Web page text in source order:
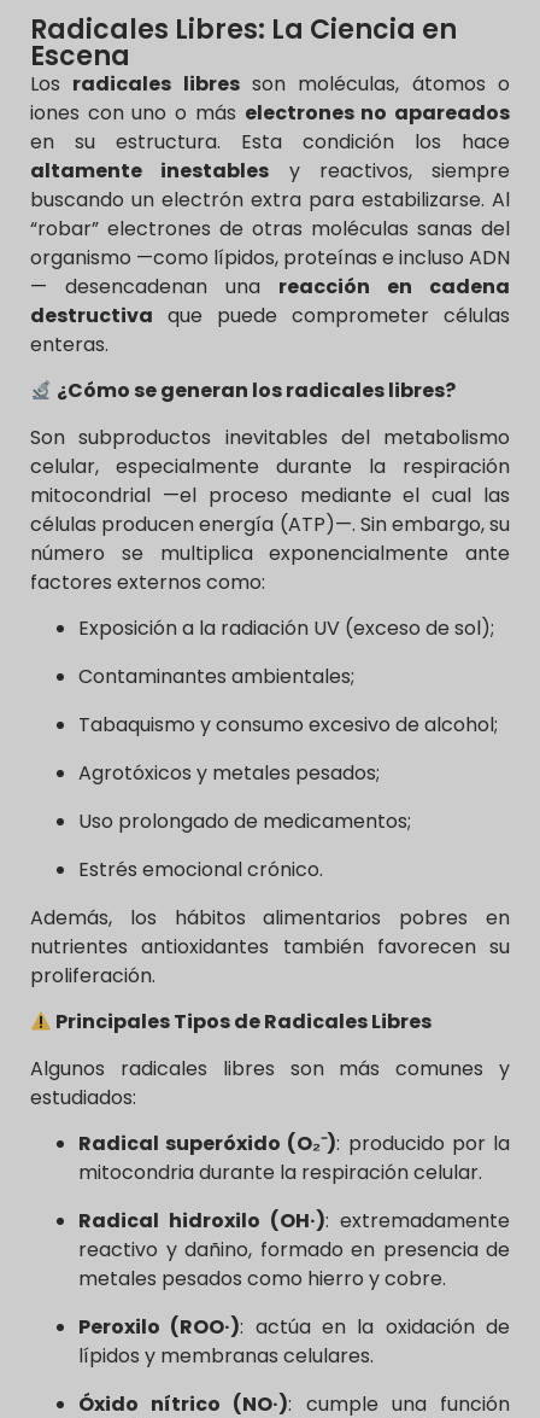
Radicales Libres: La Ciencia en
Escena
Los radicales libresson moléculas, átomos o
iones con uno o más electrones no apareados
en su estructura. Esta condición los hace
altamente inestables y reactivos, siempre
buscando un electrón extra para estabilizarse. Al
“robar” electrones de otras moléculas sanas del
organismo —como lípidos, proteínas e incluso ADN
— desencadenan una reacción en cadena
destructiva que puede comprometer células
enteras.
¿Cómo se generan los radicales libres?
Son subproductos inevitables del metabolismo
celular, especialmente durante la respiración
mitocondrial —el proceso mediante el cual las
células producen energía (ATP)—. Sin embargo, su
número se multiplica exponencialmente ante
factores externos como:
Exposición a la radiación UV (exceso de sol);
Contaminantes ambientales;
Tabaquismo y consumo excesivo de alcohol;
Agrotóxicos y metales pesados;
Uso prolongado de medicamentos;
Estrés emocional crónico.
Además, los hábitos alimentarios pobres en
nutrientes antioxidantes también favorecen su
proliferación.
Principales Tipos de Radicales Libres
Algunos radicales libres son más comunes y
estudiados:
Radical superóxido (O₂⁻): producido por la
mitocondria durante la respiración celular.
Radical hidroxilo (OH·): extremadamente
reactivo y dañino, formado en presencia de
metales pesados como hierro y cobre.
Peroxilo (ROO·): actúa en la oxidación de
lípidos y membranas celulares.
Óxido nítrico (NO·): cumple una función